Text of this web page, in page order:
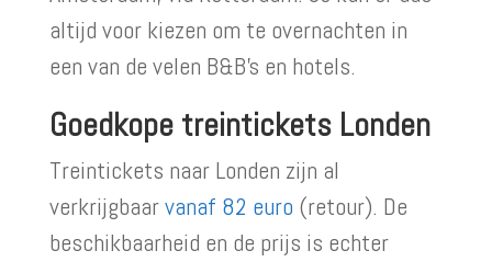
altijd voor kiezen om te overnachten in
een van de velen B&B’s en hotels.
Goedkope treintickets Londen
Treintickets naar Londen zijn al
verkrijgbaarvanaf 82 euro (retour). De
beschikbaarheid en de prijs is echter